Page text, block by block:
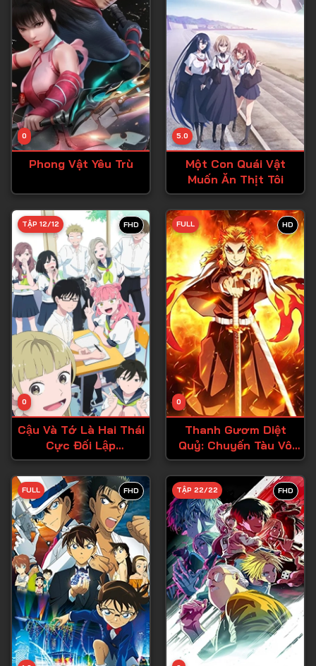
Tập 10
Tập 11
Tập 12
Tập 13
Tập 14
Tập 15
Tập 17
Tập 18
Tập 19
Tập 20
Tập 21
Tập 22
Tập 23
Tập 24
Tập 25
Tập 26
Tập 29
Tập 30
Tập 31
Tập 32
Tập 33
Tập 34
Tập 35
0
Phong Vật Yêu Trù
5.0
Một Con Quái Vật
Muốn Ăn Thịt Tôi
FHD
0
TẬP 12/12
Cậu Và Tớ Là Hai Thái
Cực Đối Lập
(Seihantai na Kimi to
Boku)
HD
0
FULL
Thanh Gươm Diệt
Quỷ: Chuyến Tàu Vô
Tận
FHD
FULL FHD
TẬP 22/22